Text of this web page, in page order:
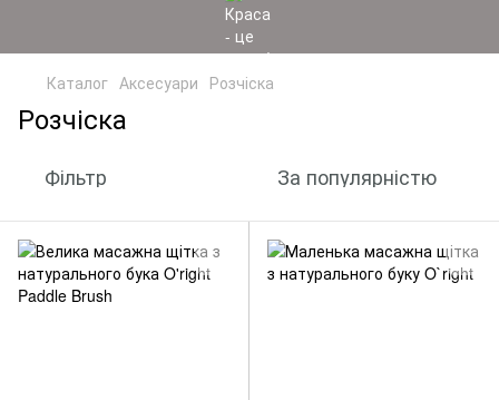
Каталог Аксесуари Розчіска
Розчіска
Фільтр За популярністю